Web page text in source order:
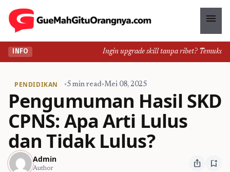
menu
INFO Ingin upgrade skill tanpa ribet? Temukan
PENDIDIKAN •5 min read•Mei 08, 2025
Pengumuman Hasil SKD
CPNS: Apa Arti Lulus
dan Tidak Lulus?
Admin
Author ios_share bookmark_add